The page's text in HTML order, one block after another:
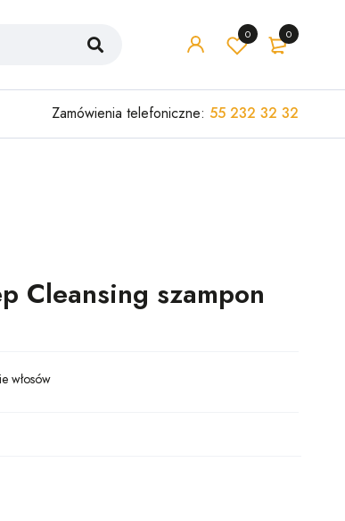
0
0
Zamówienia telefoniczne: 55 232 32 32
Cleansing szampon
włosów